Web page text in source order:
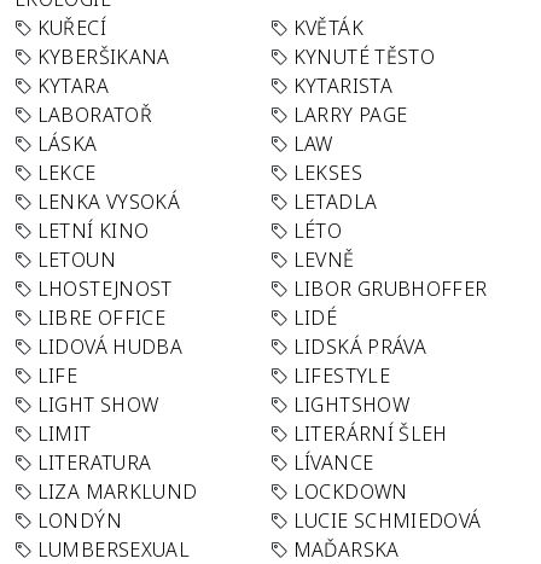
KUŘECÍ
KVĚTÁK
KYBERŠIKANA
KYNUTÉ TĚSTO
KYTARA
KYTARISTA
LABORATOŘ
LARRY PAGE
LÁSKA
LAW
LEKCE
LEKSES
LENKA VYSOKÁ
LETADLA
LETNÍ KINO
LÉTO
LETOUN
LEVNĚ
LHOSTEJNOST
LIBOR GRUBHOFFER
LIBRE OFFICE
LIDÉ
LIDOVÁ HUDBA
LIDSKÁ PRÁVA
LIFE
LIFESTYLE
LIGHT SHOW
LIGHTSHOW
LIMIT
LITERÁRNÍ ŠLEH
LITERATURA
LÍVANCE
LIZA MARKLUND
LOCKDOWN
LONDÝN
LUCIE SCHMIEDOVÁ
LUMBERSEXUAL
MAĎARSKA